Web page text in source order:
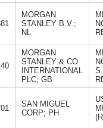
MORGAN
STANLEY B.V.;
NL
MORGAN
STANLEY & CO
INTERNATIONAL
PLC; GB
SAN MIGUEL
CORP; PH